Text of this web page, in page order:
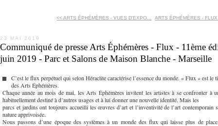
<< ARTS ÉPHÉMÈRES - VUES D'EXPO... ARTS ÉPHÉMÈRES -
23 MAI 2019
Communiqué de presse Arts Éphémères - Flux - 11ème
juin 2019 - Parc et Salons de Maison Blanche - Marseille
C’est le flux perpétuel qui selon Héraclite caractérise l’essence du monde. « Flux » est le
des Arts Éphémères.
Chaque année au mois de mai, les Arts Éphémères invitent les artistes à se confronter à
habituellement destiné à d’autres usages et à lui donner une nouvelle identité. Mais les
parcs et jardins ont toujours accueilli les œuvres d’art et l’inventivité de l’art contemporain
nature apprivoisée.
Nous passons d’une époque des systèmes à un monde des flux qui laisse plus de